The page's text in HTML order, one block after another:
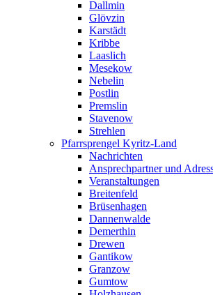
Dallmin
Glövzin
Karstädt
Kribbe
Laaslich
Mesekow
Nebelin
Postlin
Premslin
Stavenow
Strehlen
Pfarrsprengel Kyritz-Land
Nachrichten
Ansprechpartner und
Veranstaltungen
Breitenfeld
Brüsenhagen
Dannenwalde
Demerthin
Drewen
Gantikow
Granzow
Gumtow